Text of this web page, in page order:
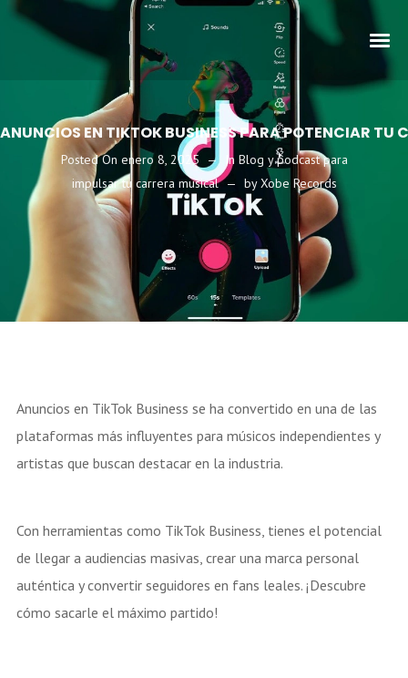
ANUNCIOS EN TIKTOK BUSINESS PARA POTENCIAR TU
Posted On enero 8, 2025 In Blog y podcast para
impulsar tu carrera musical
byXobe Records
Anuncios en TikTok Business se ha convertido en una de las
plataformas más influyentes para músicos independientes y
artistas que buscan destacar en la industria.
Con herramientas como TikTok Business, tienes el potencial
de llegar a audiencias masivas, crear una marca personal
auténtica y convertir seguidores en fans leales. ¡Descubre
cómo sacarle el máximo partido!